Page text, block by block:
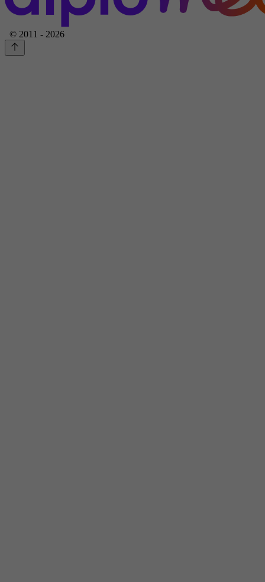
© 2011 - 2026